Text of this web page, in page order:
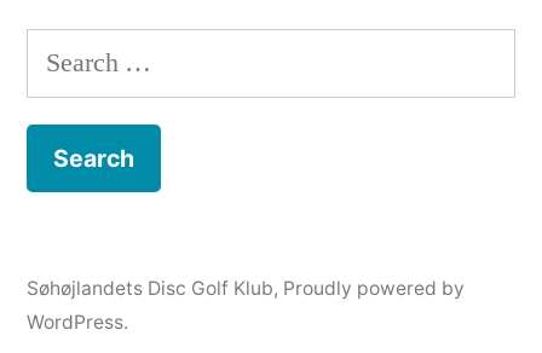
Search
for:
Søhøjlandets Disc Golf Klub, Proudly powered by
WordPress.